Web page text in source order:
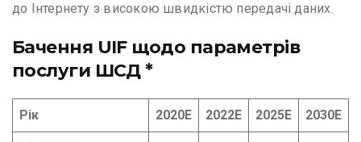
до Інтернету з високою швидкістю передачі даних.
Бачення UIF щодо параметрів
послуги ШСД *
Рік 2020Е 2022Е 2025Е 2030Е